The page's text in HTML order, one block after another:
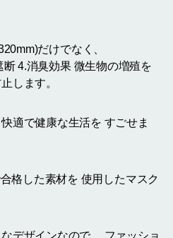
だけでなく、
4.消臭効果 微生物の増殖を
します。
適で健康な生活を すごせま
格した素材を 使用したマスク